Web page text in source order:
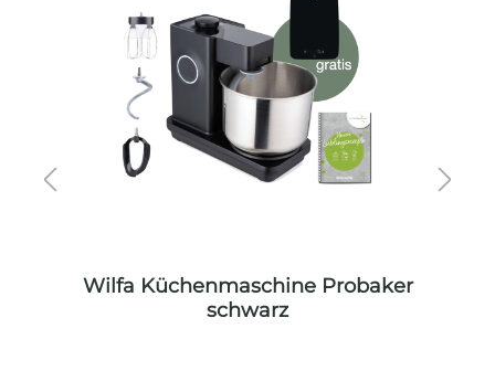
Wilfa Küchenmaschine Probaker
schwarz